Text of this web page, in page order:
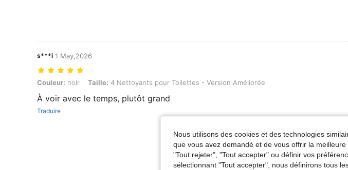
s***i 1 May,2026
Couleur: noir, Taille: 4 Nettoyants pour Toilettes - Version Améliorée
Couleur: noir Taille: 4 Nettoyants pour Toilettes - Version Améliorée
À voir avec le temps, plutôt grand
Traduire
Nous utilisons des cookies et des technologies
que vous avez demandé et de vous offrir la
"Tout rejeter", "Tout accepter" ou définir vos
sélectionnant "Tout accepter", nous définirons tous